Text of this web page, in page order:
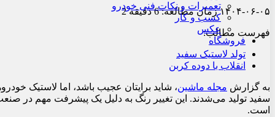
تعمیرات و نکات فنی خودرو
کسب و کار
عکس
فروشگاه
۱۴۰۴-۰۶-۰۵زمان مطالعه: 6 دقیقه 2
فهرست مطالب:
تولد لاستیک سفید
انقلاب با دوده کربن
به گزارش مجله ماشین، شاید برایتان عجیب باشد، اما لاستیک
سفید تولید می‌شدند. این تغییر رنگ به دلیل یک پیشرفت مهم در
است.